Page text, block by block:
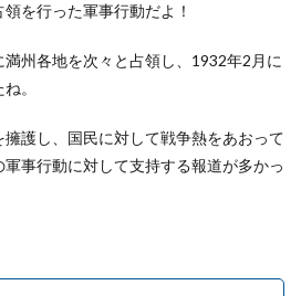
を行った軍事行動だよ！
州各地を次々と占領し、1932年2月に
。
護し、国民に対して戦争熱をあおって
事行動に対して支持する報道が多かっ